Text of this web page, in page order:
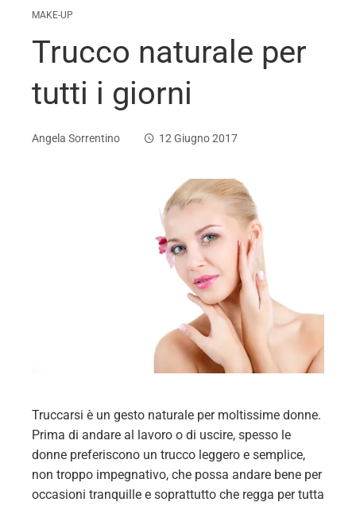
MAKE-UP
Trucco naturale per
tutti i giorni
Angela Sorrentino 12 Giugno 2017
Truccarsi è un gesto naturale per moltissime donne.
Prima di andare al lavoro o di uscire, spesso le
donne preferiscono un trucco leggero e semplice,
non troppo impegnativo, che possa andare bene per
occasioni tranquille e soprattutto che regga per tutta